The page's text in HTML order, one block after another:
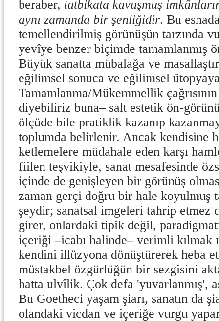
beraber, tatbikata kavuşmuş
aynı zamanda bir şenliğidir. Bu
temellendirilmiş görünüşün tarzında
yevîye benzer biçimde tamamlanmış
Büyük sanatta mübalağa ve
eğilimsel sonuca ve eğilimsel
Tamamlanma/Mükemmellik çağrısının
di­yebiliriz buna– salt estetik ön-
öl­çüde bile pratiklik kazanıp
top­lumda belirlenir. Ancak kendisine
ketlemelere müdahale eden karşı
fiilen teşvikiyle, sanat mesafesinde
içinde de genişleyen bir görünüş
zaman gerçi doğru bir hale koyulmuş
şeydir; sa­natsal imgeleri tahrip etmez
girer, onlar­daki tipik değil,
içeriği –icabı halinde– verimli kılmak
kendini illüzyo­na dönüştürerek heba
müstakbel özgürlü­ğün bir sezgisini
hatta ulvîlik. Çok de­fa 'yuvarlanmış',
Bu Goetheci yaşam şi­arı, sanatın da
olandaki vicdan ve içeriğe vurgu